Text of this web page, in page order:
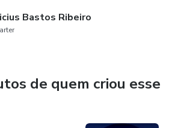
Bastos Ribeiro
de quem criou esse